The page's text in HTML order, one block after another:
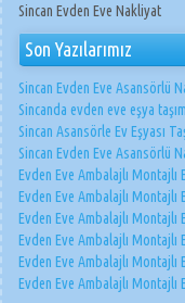
Sincan Evden Eve Nakliyat
Son Yazılarımız
Sincan Evden Eve Asansörlü
Sincanda evden eve eşya
Sincan Asansörle Ev Eşyası
Sincan Evden Eve Asansörlü
Evden Eve Ambalajlı Montajlı
Evden Eve Ambalajlı Montajlı
Evden Eve Ambalajlı Montajlı
Evden Eve Ambalajlı Montajlı
Evden Eve Ambalajlı Montajlı
Evden Eve Ambalajlı Montajlı